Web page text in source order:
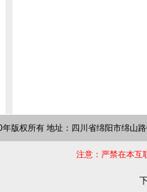
版权所有 地址：四川省绵阳市绵山
注意：严禁在本互